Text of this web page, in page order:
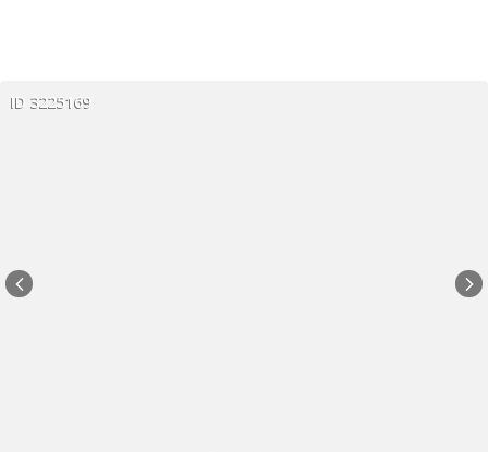
ID 3225169